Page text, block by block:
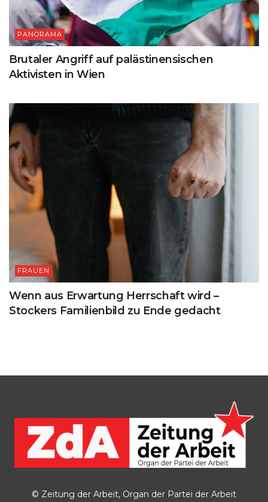
PANORAMA
Brutaler Angriff auf palästinensischen
Aktivisten in Wien
FRAUEN
Wenn aus Erwartung Herrschaft wird –
Stockers Familienbild zu Ende gedacht
© Zeitung der Arbeit, Organ der Partei der Arbeit